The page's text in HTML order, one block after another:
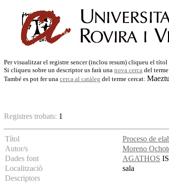
Per visualitzar el registre sencer (inclou resum) cliqueu el títol
Si cliqueu sobre un descriptor us farà una nova cerca del
També es pot fer una cerca al catàleg del terme cercat:
Registres trobats: 1
Títol
Proceso de
Autor/s
Moreno
Dades font
AGATHOS
Localitzaciò
sala
Descriptors